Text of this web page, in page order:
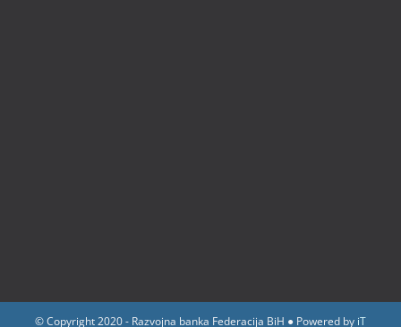
© Copyright 2020 - Razvojna banka Federacija BiH ● Powered by iT